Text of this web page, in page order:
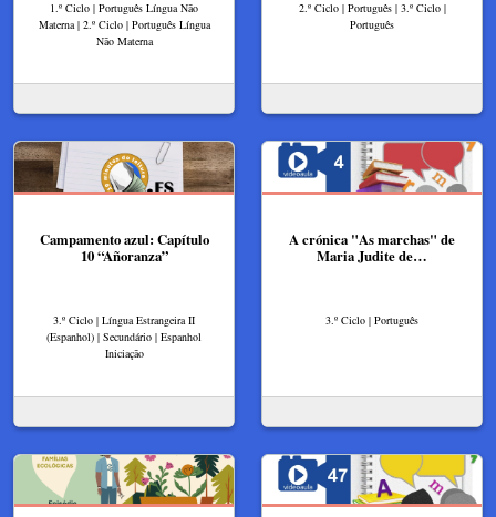
1.º Ciclo | Português Língua Não
Materna | 2.º Ciclo | Português Língua
Não Materna
2.º Ciclo | Português | 3.º Ciclo |
Português
Campamento azul: Capítulo
10 “Añoranza”
3.º Ciclo | Língua Estrangeira II
(Espanhol) | Secundário | Espanhol
Iniciação
A crónica "As marchas" de
Maria Judite de…
3.º Ciclo | Português